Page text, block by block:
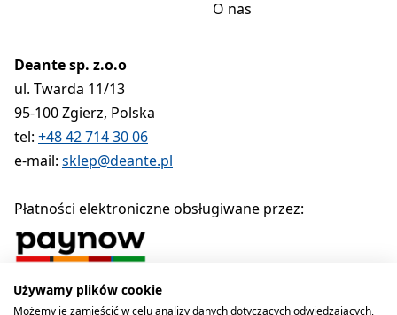
O nas
Deante sp. z.o.o
ul. Twarda 11/13
95-100 Zgierz, Polska
tel: +48 42 714 30 06
e-mail: sklep@deante.pl
Płatności elektroniczne obsługiwane przez:
Polityka prywatności Regulamin Polityka cookies
Używamy plików cookie
Możemy je zamieścić w celu analizy danych dotyczących odwiedzających,